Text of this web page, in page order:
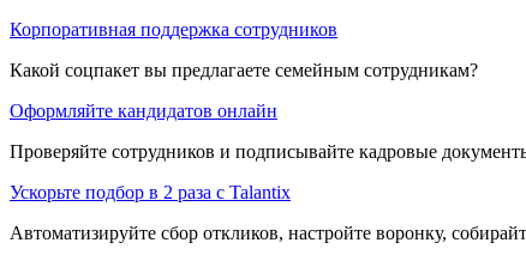
Корпоративная поддержка сотрудников
Какой соцпакет вы предлагаете семейным сотрудникам?
Оформляйте кандидатов онлайн
Проверяйте сотрудников и подписывайте кадровые
Ускорьте подбор в 2 раза с Talantix
Автоматизируйте сбор откликов, настройте воронку,